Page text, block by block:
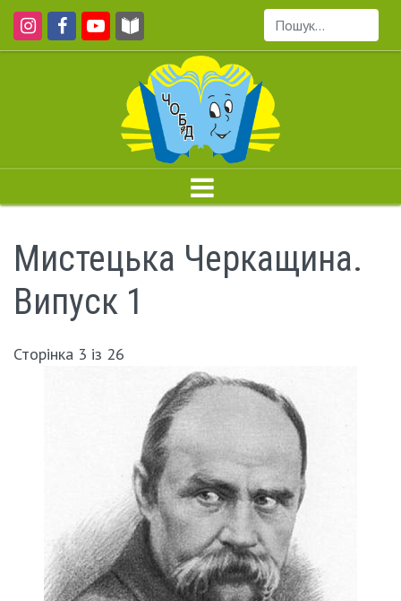
Пошук...
Мистецька Черкащина.
Випуск 1
Сторінка 3 із 26